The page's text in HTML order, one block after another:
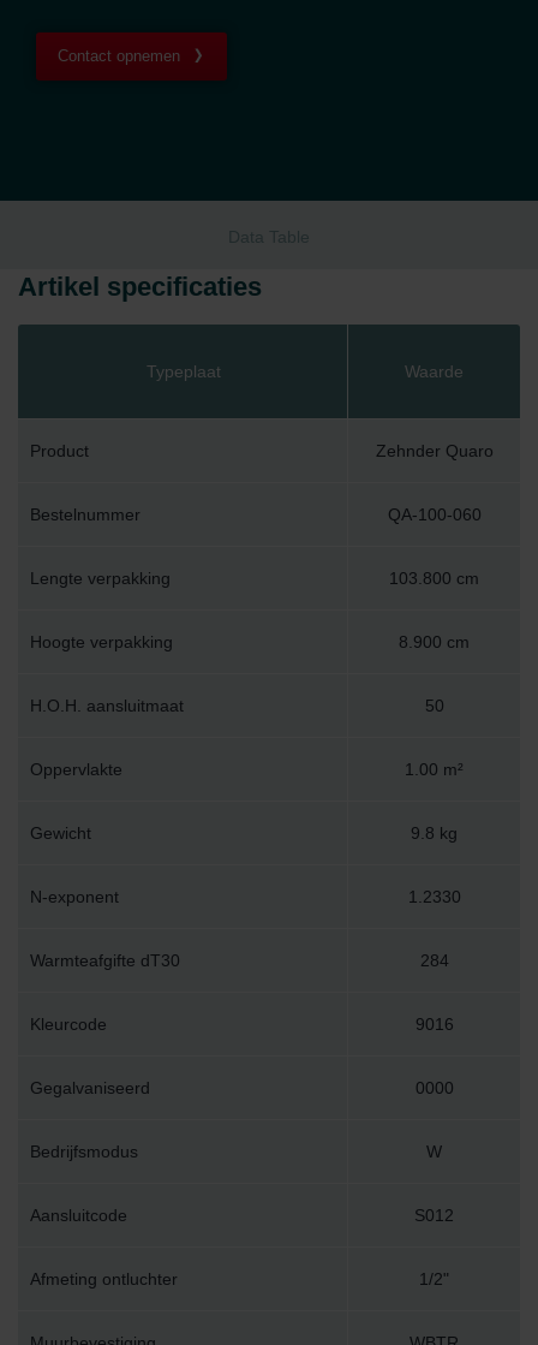
Contact opnemen
Data Table
Artikel specificaties
Typeplaat Waarde
Product Zehnder Quaro
Bestelnummer QA-100-060
Lengte verpakking 103.800 cm
Hoogte verpakking 8.900 cm
H.O.H. aansluitmaat 50
Oppervlakte 1.00 m²
Gewicht 9.8 kg
N-exponent 1.2330
Warmteafgifte dT30 284
Kleurcode 9016
Gegalvaniseerd 0000
Bedrijfsmodus W
Aansluitcode S012
Afmeting ontluchter 1/2"